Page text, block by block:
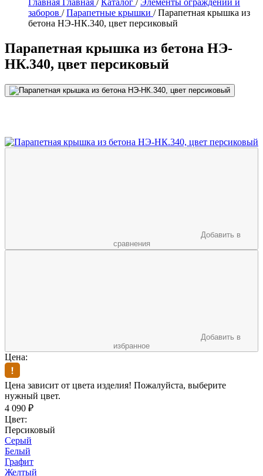
Главная Главная / Каталог / Элементы ограждений и
заборов / Парапетные крышки / Парапетная крышка из
бетона НЭ-НК.340, цвет персиковый
Парапетная крышка из бетона НЭ-
НК.340, цвет персиковый
Добавить в
сравнения
Добавить в
избранное
Цена:
Цена зависит от цвета изделия! Пожалуйста, выберите
нужный цвет.
4 090 ₽
Цвет:
Персиковый
Серый
Белый
Графит
Желтый